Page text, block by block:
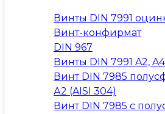
Винты DIN 7991
Винт-конфирмат
DIN 967
Винты DIN 7991 A2,
Винт DIN 7985
А2 (AISI 304)
Винт DIN 7985 с